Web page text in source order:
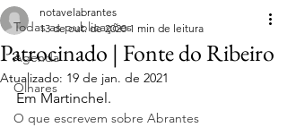
Todas as publicações
Agenda
Olhares
O que escrevem sobre Abrantes
Patrocinado | Fonte do Ribeiro
notavelabrantes
13 de out. de 2020 1 min de leitura
Atualizado: 19 de jan. de 2021
Em Martinchel.